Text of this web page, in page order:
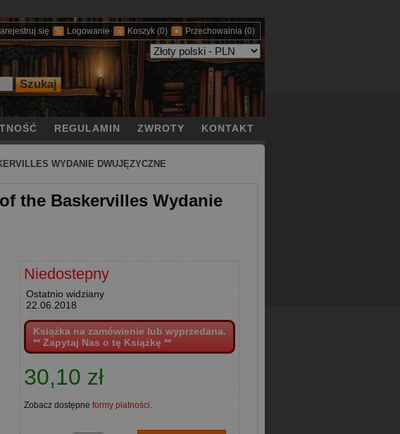
się Logowanie Koszyk (0) Przechowalnia (0)
REGULAMIN ZWROTY KONTAKT
WYDANIE DWUJĘZYCZNE
the Baskervilles Wydanie
Niedostepny
Ostatnio widziany
22.06.2018
Książka na zamówienie lub wyprzedana.
** Zapytaj Nas o tę Książkę **
30,10 zł
Zobacz dostępne formy płatności.